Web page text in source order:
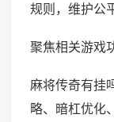
规则，维护公
聚焦相关游戏
麻将传奇有挂
略、暗杠优化